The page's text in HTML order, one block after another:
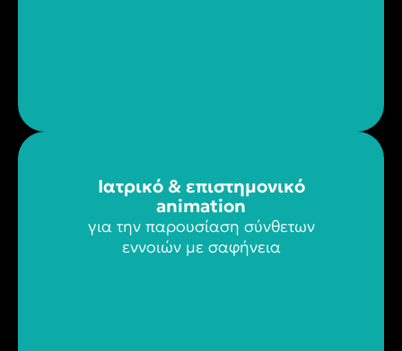
Ιατρικό & επιστημονικό
animation
για την παρουσίαση σύνθετων
εννοιών με σαφήνεια